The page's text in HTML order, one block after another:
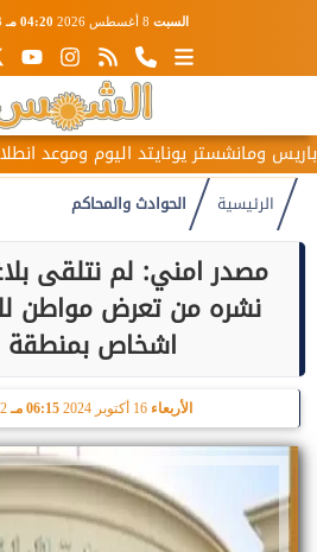
السبت 04:20 مـ
ومانشستر يونايتد اليوم وموعد انطلاق
الرئيسية الحوادث والمحاكم
مصدر امني: لم نتلقى
نشره من تعرض مواطن
اشخاص بمنطقة
الأربعاء 16 أكتوبر 2024 06:15 مـ 12